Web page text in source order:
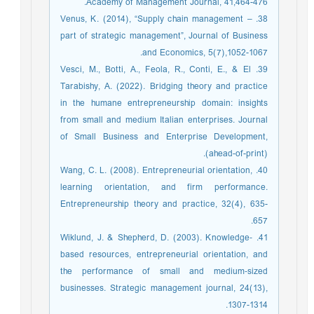
38. Venus, K. (2014), “Supply chain management –
part of strategic management”, Journal of Business
and Economics, 5(7),1052-1067.
39. Vesci, M., Botti, A., Feola, R., Conti, E., & El
Tarabishy, A. (2022). Bridging theory and practice
in the humane entrepreneurship domain: insights
from small and medium Italian enterprises. Journal
of Small Business and Enterprise Development,
(ahead-of-print).
40. Wang, C. L. (2008). Entrepreneurial orientation,
learning orientation, and firm performance.
Entrepreneurship theory and practice, 32(4), 635-
657.
41. Wiklund, J. & Shepherd, D. (2003). Knowledge‐
based resources, entrepreneurial orientation, and
the performance of small and medium‐sized
businesses. Strategic management journal, 24(13),
1307-1314.